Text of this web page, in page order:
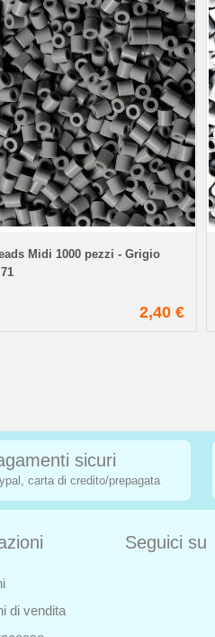
Midi 1000 pezzi - Grigio
2,40 €
sicuri
carta di credito/prepagata
di vendita
Seguici su